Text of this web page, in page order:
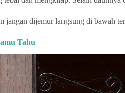
jangan dijemur langsung di bawah
Tahu